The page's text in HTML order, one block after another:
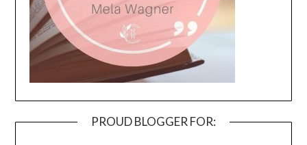
PROUD BLOGGER FOR: